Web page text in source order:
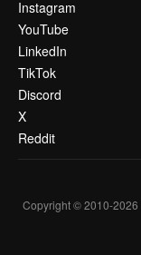
Instagram
YouTube
LinkedIn
TikTok
Discord
X
Reddit
Copyright © 2010-2026